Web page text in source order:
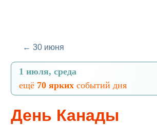
← 30 июня
1 июля, среда
ещё 70 ярких событий дня
День Канады